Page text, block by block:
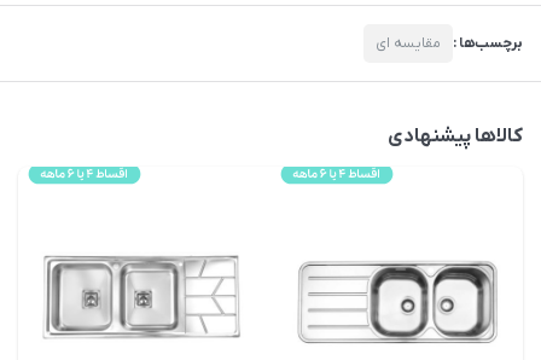
برچسب‌ها : مقایسه ای
کالاها پیشنهادی